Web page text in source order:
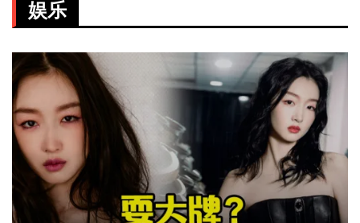
娱乐